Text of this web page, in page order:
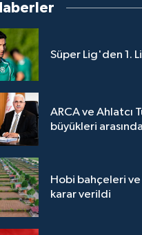
Süper Lig'den 1.
ARCA ve Ahlatcı
büyükleri arasında
Hobi bahçeleri
karar verildi